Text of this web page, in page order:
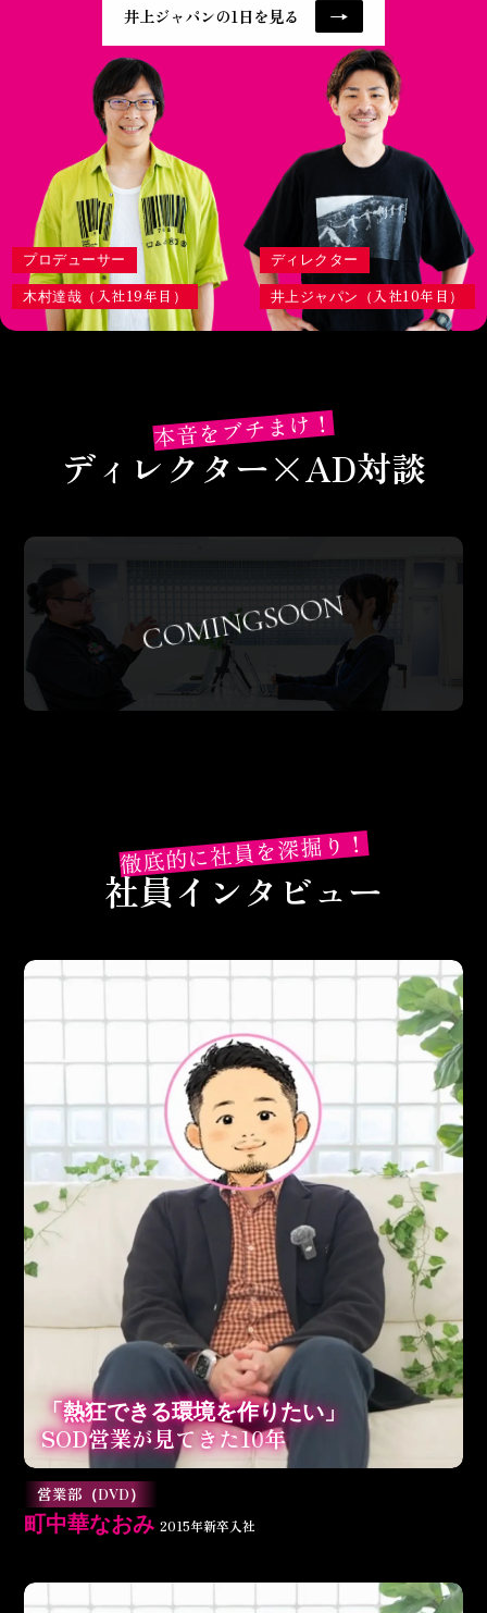
井上ジャパンの1日を見る →
プロデューサー
木村達哉（ 入社19年目 ）
ディレクター
井上ジャパン（ 入社10年目 ）
本音をブチまけ！
ディレクター×AD対談
COMINGSOON
徹底的に社員を深掘り！
社員インタビュー
「熱狂できる環境を作りたい」
SOD営業が見てきた10年
営業部 （DVD）
町中華なおみ2015年新卒入社